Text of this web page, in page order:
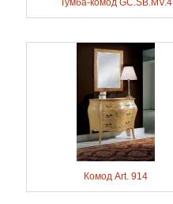
Тумба-комод GC.SB.MV.4
Комод Art. 914